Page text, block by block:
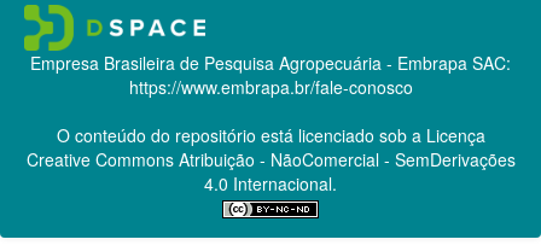
Empresa Brasileira de Pesquisa Agropecuária - Embrapa SAC:
https://www.embrapa.br/fale-conosco
O conteúdo do repositório está licenciado sob a Licença
Creative CommonsAtribuição - NãoComercial - SemDerivações
4.0 Internacional.